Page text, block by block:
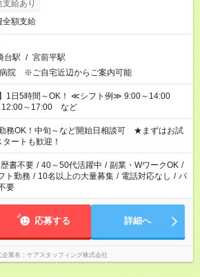
給あり
全額支給
台駅 / 宮前平駅
院 ※ご自宅近辺からご案内可能
OK！ ≪シフト例≫ 9:00～14:00
12:00～17:00 など
勤務OK！中旬～など開始日相談可 ★まずはお試
ートも歓迎！
書不要 / 40～50代活躍中 / 副業・WワークOK /
ト勤務 / 10名以上の大量募集 / 電話対応なし / パ
要
応募する 詳細へ
企業名 ケアスタッフィング株式会社